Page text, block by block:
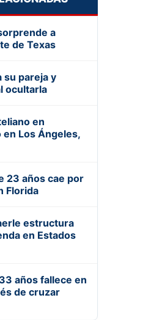
a
de Texas
su pareja y
ocultarla
en
Los Ángeles,
23 años cae por
Florida
estructura
en Estados
años fallece en
de cruzar